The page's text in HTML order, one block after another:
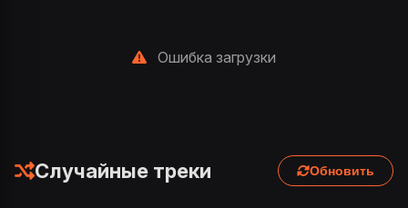
Ошибка загрузки
Случайные треки Обновить